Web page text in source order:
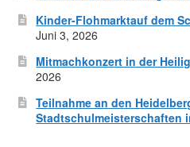
Kinder-Flohmarktauf dem
Juni 3, 2026
Mitmachkonzert in der
2026
Teilnahme an den
Stadtschulmeisterschaften